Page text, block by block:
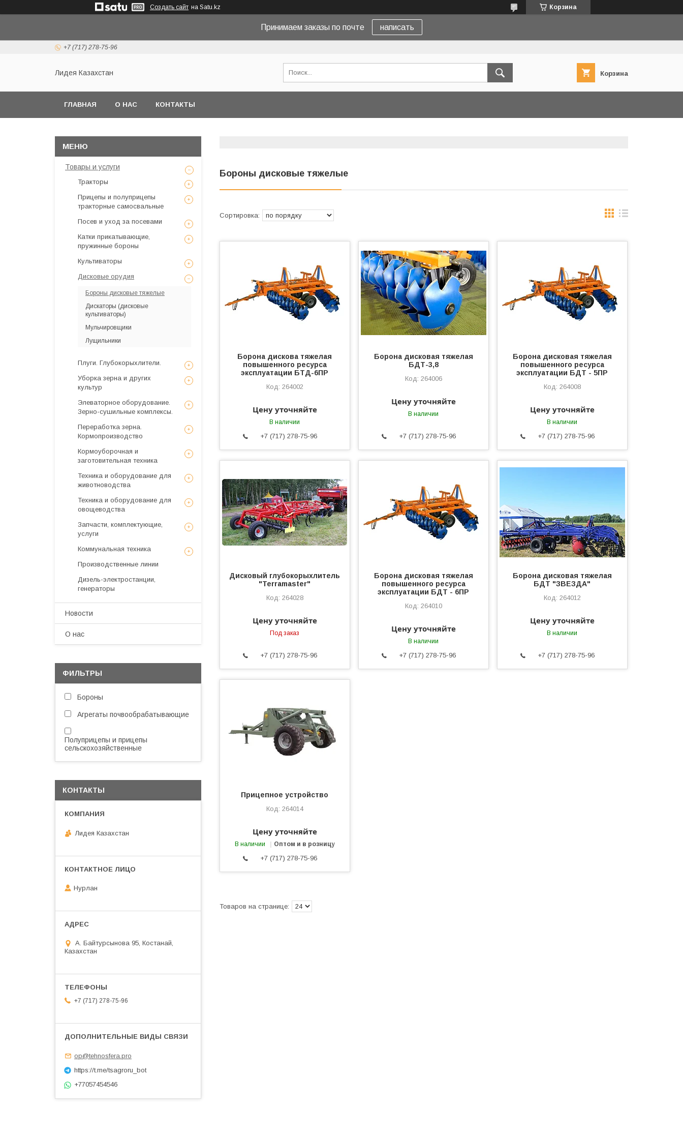
Создать сайт на Satu.kz Корзина
Принимаем заказы по почте написать
+7 (717) 278-75-96
Лидея Казахстан Корзина
ГЛАВНАЯ О НАС КОНТАКТЫ
Бороны дисковые тяжелые
Борона дискова тяжелая
повышенного ресурса
эксплуатации БТД-6ПР
264002
Цену уточняйте
В наличии
+7 (717) 278-75-96
Борона дисковая тяжелая
БДТ-3,8
264006
Цену уточняйте
В наличии
+7 (717) 278-75-96
Борона дисковая тяжелая
повышенного ресурса
эксплуатации БДТ - 5ПР
264008
Цену уточняйте
В наличии
+7 (717) 278-75-96
Дисковый глубокорыхлитель
"Terramaster"
264028
Цену уточняйте
Под заказ
+7 (717) 278-75-96
Борона дисковая тяжелая
повышенного ресурса
эксплуатации БДТ - 6ПР
264010
Цену уточняйте
В наличии
+7 (717) 278-75-96
Борона дисковая тяжелая
БДТ "ЗВЕЗДА"
264012
Цену уточняйте
В наличии
+7 (717) 278-75-96
Прицепное устройство
264014
Цену уточняйте
В наличии Оптом и в розницу
+7 (717) 278-75-96
Товары и услуги
Тракторы
Прицепы и полуприцепы
тракторные самосвальные
Посев и уход за посевами
Катки прикатывающие,
пружинные бороны
Культиваторы
Дисковые орудия
Бороны дисковые тяжелые
Дискаторы (дисковые
культиваторы)
Мульчировщики
Лущильники
Плуги. Глубокорыхлители.
Уборка зерна и других
культур
Элеваторное оборудование.
Зерно-сушильные комплексы.
Переработка зерна.
Кормопроизводство
Кормоуборочная и
заготовительная техника
Техника и оборудование для
животноводства
Техника и оборудование для
овощеводства
Запчасти, комплектующие,
услуги
Коммунальная техника
Производственные линии
Дизель-электростанции,
генераторы
Новости
О нас
ФИЛЬТРЫ
Бороны
Агрегаты почвообрабатывающие
Полуприцепы и прицепы
сельскохозяйственные
КОНТАКТЫ
Лидея Казахстан
Нурлан
А. Байтурсынова 95, Костанай,
Казахстан
+7 (717) 278-75-96
op@tehnosfera.pro
https://t.me/tsagroru_bot
+77057454546